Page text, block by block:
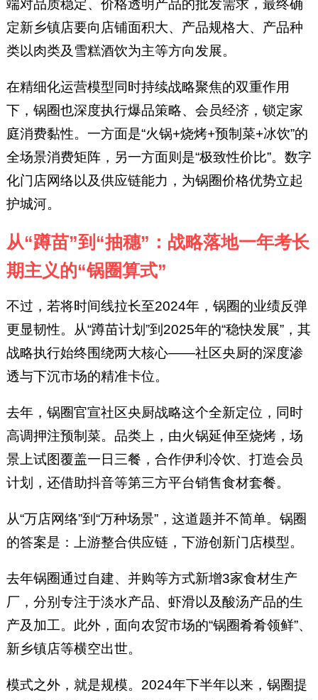
端对品质稳定、价格透明产品的批发需求，最终确
定新乡镇店要向店铺面积大、产品规格大、产品种
类以肉类及雪糕酒饮为主等方向发展。
在精细化运营模型同时持续战略聚焦的双重作用
下，锅圈也深度执行爆品策略、会员经济，锁定家
庭消费黏性。一方面是“火锅+烧烤+预制菜+冰饮”的
全场景消费矩阵，另一方面则是“极致性价比”。数字
化门店网络以及供应链能力，为锅圈价格优势立起
护城河。
从“蹲苗”到“抽穗”：战略落地一年考长
期主义的“锅圈算式”
不过，若将时间线拉长至2024年，锅圈的业绩反弹
更显韧性。从“蹲苗计划”到2025年的“稳快发展”，其
战略执行始终围绕两大核心——社区央厨的深度渗
透与下沉市场的精准卡位。
去年，锅圈官宣社区央厨战略这个全新定位，同时
高调押注预制菜。品类上，由火锅延伸至烧烤，场
景上试图覆盖一日三餐，合作伊利冷饮、打造会员
计划，还借助抖音等第三方平台销售食材套餐。
从“万店网络”到“万种场景”，这道题并不简单。锅圈
的答案是：上游整合供应链，下游创新门店模型。
去年锅圈通过自建、并购等方式新增3家食材生产
厂，分别专注于淡水产品、虾滑以及酸汤产品的生
产及加工。此外，面向农贸市场的“锅圈肴肴领鲜”、
新乡镇店等横空出世。
模式之外，就是规模。2024年下半年以来，锅圈提